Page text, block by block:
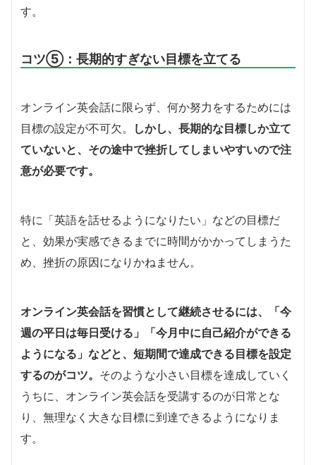
す。
コツ⑤：長期的すぎない目標を立てる
オンライン英会話に限らず、何か努力をするためには
目標の設定が不可欠。
しかし、長期的な目標しか立て
ていないと、その途中で挫折してしまいやすいので注
意が必要です。
特に「英語を話せるようになりたい」などの目標だ
と、効果が実感できるまでに時間がかかってしまうた
め、挫折の原因になりかねません。
オンライン英会話を習慣として継続させるには、「今
週の平日は毎日受ける」「今月中に自己紹介ができる
ようになる」などと、短期間で達成できる目標を設定
するのがコツ。 そのような小さい目標を達成していく
うちに、オンライン英会話を受講するのが日常とな
り、無理なく大きな目標に到達できるようになりま
す。